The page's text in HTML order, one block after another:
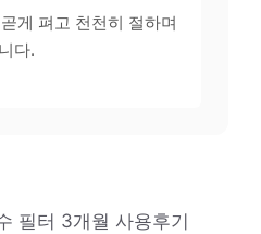
게 펴고 천천히 절하며
다.
필터 3개월 사용후기